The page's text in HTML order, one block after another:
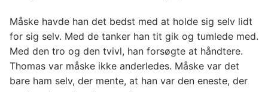
Måske havde han det bedst med at holde sig selv lidt
for sig selv. Med de tanker han tit gik og tumlede med.
Med den tro og den tvivl, han forsøgte at håndtere.
Thomas var måske ikke anderledes. Måske var det
bare ham selv, der mente, at han var den eneste, der